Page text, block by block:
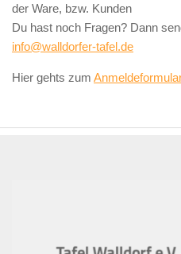
der Ware, bzw. Kunden
Du hast noch Fragen? Dann
info@walldorfer-tafel.de
Hier gehts zum Anmeldeformular